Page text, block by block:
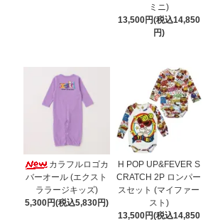
ミニ)
13,500円(税込14,850
円)
カラフルロゴカ
バーオール (エクスト
ララージキッズ)
5,300円(税込5,830円)
H POP UP&FEVER S
CRATCH 2P ロンパー
スセット (マイファー
スト)
13,500円(税込14,850